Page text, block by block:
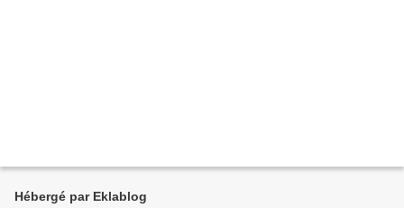
Hébergé par Eklablog